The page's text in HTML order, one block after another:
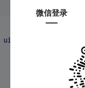
uint8_t